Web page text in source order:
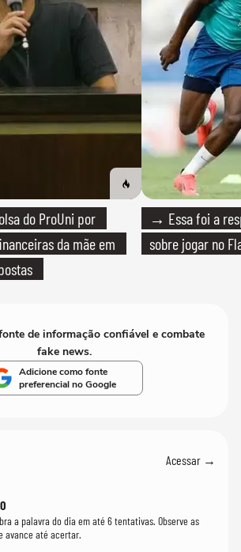
do ProUni por
da mãe em
→ Essa foi a
sobre jogar no
de informação confiável e combate
fake news.
Adicione como fonte
preferencial no Google
Acessar →
a palavra do dia em até 6 tentativas. Observe as
avance até acertar.